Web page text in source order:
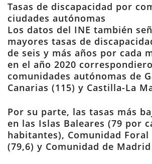
Tasas de discapacidad por
ciudades autónomas
Los datos del INE también
mayores tasas de
de seis y más años por cada
en el año 2020
comunidades autónomas de
Canarias (115) y Castilla-La
Por su parte, las tasas más
en las Islas Baleares (79 por
habitantes), Comunidad Foral
(79,6) y Comunidad de